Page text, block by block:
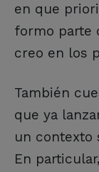
en que
formo parte
creo en los
También
que ya
un contexto
En